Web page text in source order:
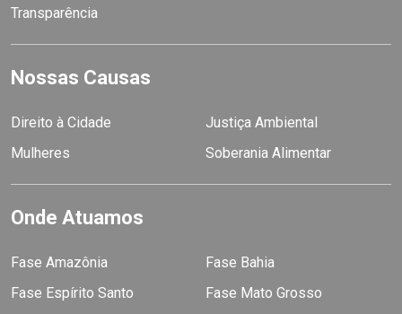
Transparência
Nossas Causas
Direito à Cidade
Justiça Ambiental
Mulheres
Soberania Alimentar
Onde Atuamos
Fase Amazônia
Fase Bahia
Fase Espírito Santo
Fase Mato Grosso